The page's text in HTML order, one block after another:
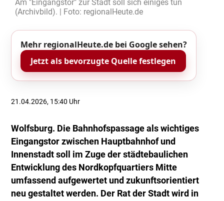
Am "Eingangstor" zur Stadt soll sich einiges tun
(Archivbild). | Foto: regionalHeute.de
Mehr regionalHeute.de bei Google sehen?
Jetzt als bevorzugte Quelle festlegen
21.04.2026, 15:40 Uhr
Wolfsburg. Die Bahnhofspassage als wichtiges
Eingangstor zwischen Hauptbahnhof und
Innenstadt soll im Zuge der städtebaulichen
Entwicklung des Nordkopfquartiers Mitte
umfassend aufgewertet und zukunftsorientiert
neu gestaltet werden. Der Rat der Stadt wird in